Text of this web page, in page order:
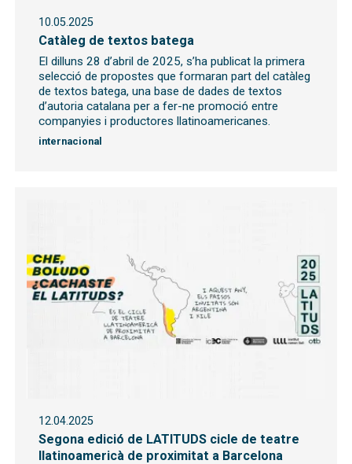
10.05.2025
Catàleg de textos batega
El dilluns 28 d’abril de 2025, s’ha publicat la primera
selecció de propostes que formaran part del catàleg
de textos batega, una base de dades de textos
d’autoria catalana per a fer-ne promoció entre
companyies i productores llatinoamericanes.
internacional
12.04.2025
Segona edició de LATITUDS cicle de teatre
llatinoamericà de proximitat a Barcelona